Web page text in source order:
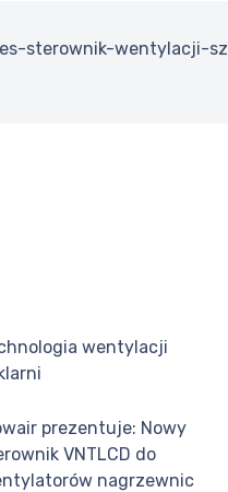
sterownik-wentylacji-
wentylacji
prezentuje: Nowy
VNTLCD do
nagrzewnic